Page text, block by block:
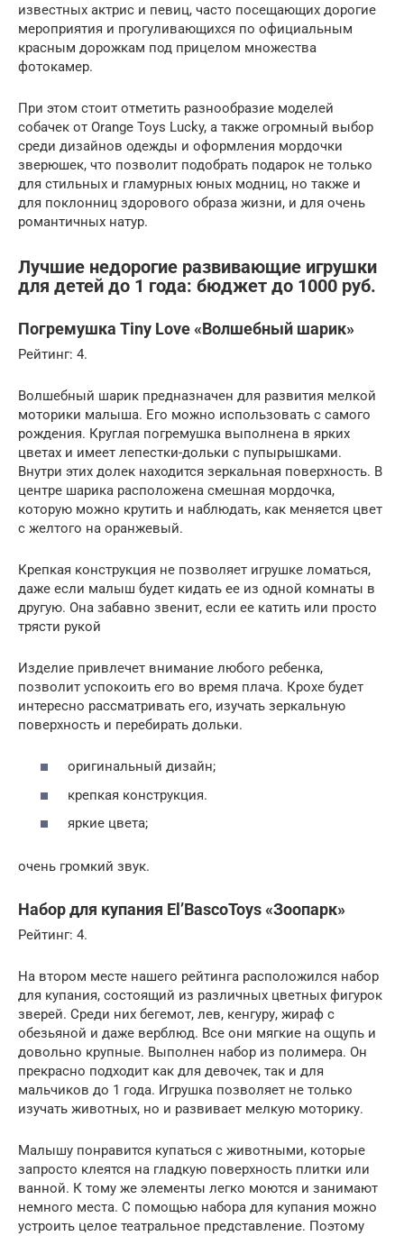
известных актрис и певиц, часто посещающих дорогие
мероприятия и прогуливающихся по официальным
красным дорожкам под прицелом множества
фотокамер.
При этом стоит отметить разнообразие моделей
собачек от Orange Toys Lucky, а также огромный выбор
среди дизайнов одежды и оформления мордочки
зверюшек, что позволит подобрать подарок не только
для стильных и гламурных юных модниц, но также и
для поклонниц здорового образа жизни, и для очень
романтичных натур.
Лучшие недорогие развивающие игрушки
для детей до 1 года: бюджет до 1000 руб.
Погремушка Tiny Love «Волшебный шарик»
Рейтинг: 4.
Волшебный шарик предназначен для развития мелкой
моторики малыша. Его можно использовать с самого
рождения. Круглая погремушка выполнена в ярких
цветах и имеет лепестки-дольки с пупырышками.
Внутри этих долек находится зеркальная поверхность. В
центре шарика расположена смешная мордочка,
которую можно крутить и наблюдать, как меняется цвет
с желтого на оранжевый.
Крепкая конструкция не позволяет игрушке ломаться,
даже если малыш будет кидать ее из одной комнаты в
другую. Она забавно звенит, если ее катить или просто
трясти рукой
Изделие привлечет внимание любого ребенка,
позволит успокоить его во время плача. Крохе будет
интересно рассматривать его, изучать зеркальную
поверхность и перебирать дольки.
оригинальный дизайн;
крепкая конструкция.
яркие цвета;
очень громкий звук.
Набор для купания El’BascoToys «Зоопарк»
Рейтинг: 4.
На втором месте нашего рейтинга расположился набор
для купания, состоящий из различных цветных фигурок
зверей. Среди них бегемот, лев, кенгуру, жираф с
обезьяной и даже верблюд. Все они мягкие на ощупь и
довольно крупные. Выполнен набор из полимера. Он
прекрасно подходит как для девочек, так и для
мальчиков до 1 года. Игрушка позволяет не только
изучать животных, но и развивает мелкую моторику.
Малышу понравится купаться с животными, которые
запросто клеятся на гладкую поверхность плитки или
ванной. К тому же элементы легко моются и занимают
немного места. С помощью набора для купания можно
устроить целое театральное представление. Поэтому